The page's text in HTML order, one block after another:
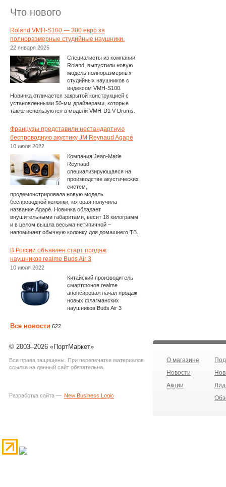
Что нового
Roland VMH-S100 — 300 евро за
полноразмерные студийные наушники.
22 января 2025
Специалисты из компании
Roland, выпустили новую
модель полноразмерных
студийных наушников с
индексом VMH-S100.
Новинка отличается закрытой конструкцией с
установленными 50-мм драйверами, которые
также используются в модели VMH-D1 V-Drums.
Французы представили нестандартную
беспроводную акустику JM Reynaud Agapé
10 июля 2022
Компания Jean-Marie
Reynaud,
специализирующаяся на
производстве акустических
систем,
продемонстрировала новую модель
беспроводной колонки, которая получила
название Agapé. Новинка обладает
внушительными габаритами, весит 18 килограмм
и в целом вышла весьма нетипичной –
напоминает обычную колонку для домашнего ТВ.
В России объявлен старт продаж
наушников realme Buds Air 3
10 июля 2022
Китайский производитель
смартфонов realme
анонсировал начал продаж
новых флагманских
наушников Buds Air 3
Все новости 622
© 2003–2026 «ПортМаркет»
Все права защищены. При перепечатке материалов
ссылка на данный сайт обязательна.
Разработка сайта — New Business Logic
О магазине
Новости
Акции